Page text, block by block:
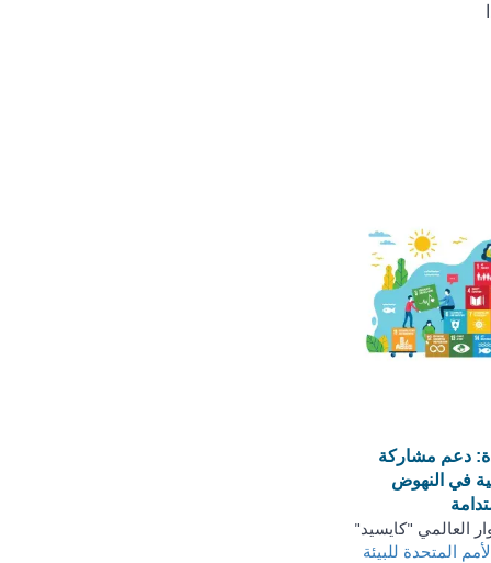
دعم مشاركة
في النهوض
العالمي "كايسيد"
المتحدة للبيئة